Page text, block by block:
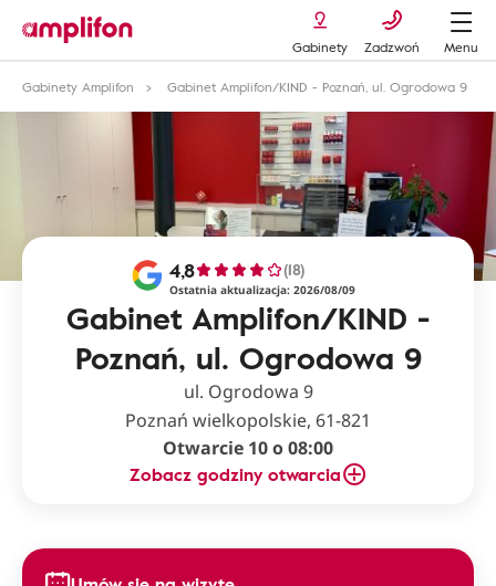
Gabinety Zadzwoń
Menu
Gabinety Amplifon
Gabinet Amplifon/KIND - Poznań, ul. Ogrodowa 9
Gabinet Amplifon/KIND -
Poznań, ul. Ogrodowa 9
4,8 (18)
Ostatnia aktualizacja: 2026/08/09
ul. Ogrodowa 9
Poznań wielkopolskie, 61-821
Otwarcie 10 o 08:00
Zobacz godziny otwarcia